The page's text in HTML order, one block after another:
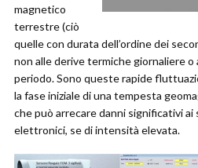
magnetico
terrestre (ciò
quelle con durata dell’ordine dei
non alle derive termiche giornaliere o
periodo. Sono queste rapide
la fase iniziale di una tempesta
che può arrecare danni significativi
elettronici, se di intensità elevata.